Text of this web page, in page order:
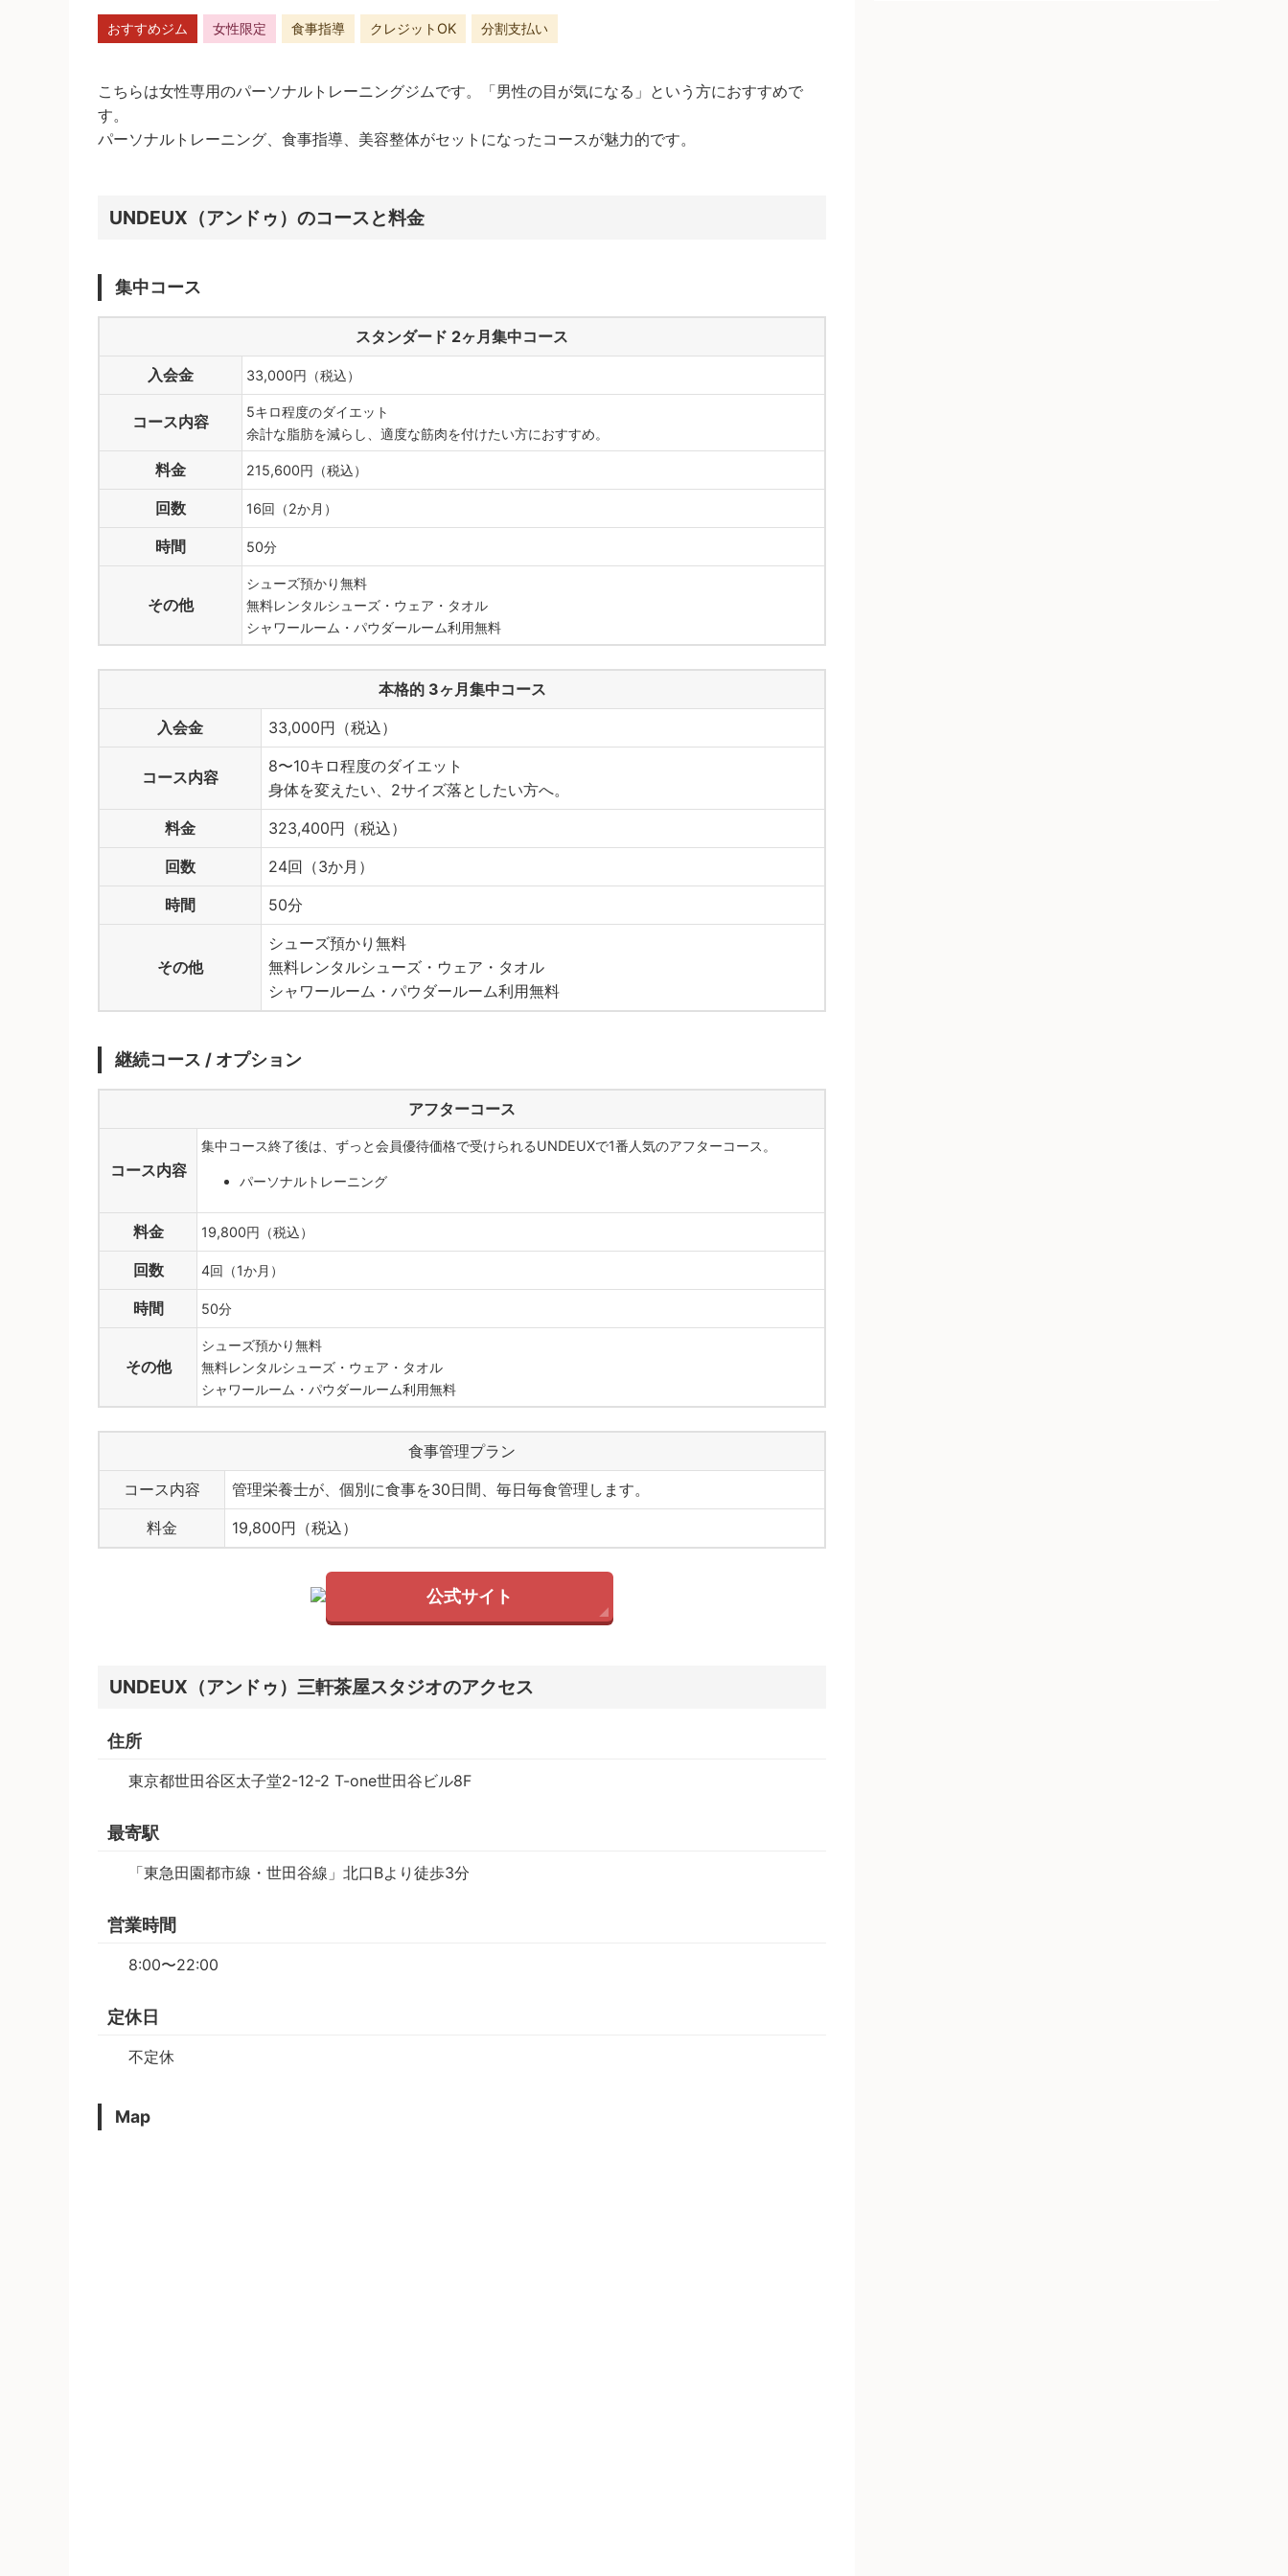
おすすめジム 女性限定 食事指導 クレジットOK 分割支払い
こちらは女性専用のパーソナルトレーニングジムです。「男性の目が気になる」という方におすすめで
す。
パーソナルトレーニング、食事指導、美容整体がセットになったコースが魅力的です。
UNDEUX（アンドゥ）のコースと料金
集中コース
スタンダード 2ヶ月集中コース
入会金
33,000円（税込）
コース内容
5キロ程度のダイエット
余計な脂肪を減らし、適度な筋肉を付けたい方におすすめ。
料金 215,600円（税込）
回数 16回（2か月）
時間 50分
その他
シューズ預かり無料
無料レンタルシューズ・ウェア・タオル
シャワールーム・パウダールーム利用無料
本格的 3ヶ月集中コース
入会金
33,000円（税込）
コース内容
8〜10キロ程度のダイエット
身体を変えたい、2サイズ落としたい方へ。
料金
323,400円（税込）
回数
24回（3か月）
時間
50分
その他
シューズ預かり無料
無料レンタルシューズ・ウェア・タオル
シャワールーム・パウダールーム利用無料
継続コース / オプション
アフターコース
コース内容
集中コース終了後は、ずっと会員優待価格で受けられるUNDEUXで1番人気のアフターコース。
パーソナルトレーニング
料金 19,800円（税込）
回数 4回（1か月）
時間 50分
その他
シューズ預かり無料
無料レンタルシューズ・ウェア・タオル
シャワールーム・パウダールーム利用無料
食事管理プラン
コース内容
管理栄養士が、個別に食事を30日間、毎日毎食管理します。
料金
19,800円（税込）
公式サイト
UNDEUX（アンドゥ）三軒茶屋スタジオのアクセス
住所
東京都世田谷区太子堂2-12-2 T-one世田谷ビル8F
最寄駅
「東急田園都市線・世田谷線」北口Bより徒歩3分
営業時間
8:00〜22:00
定休日
不定休
Map